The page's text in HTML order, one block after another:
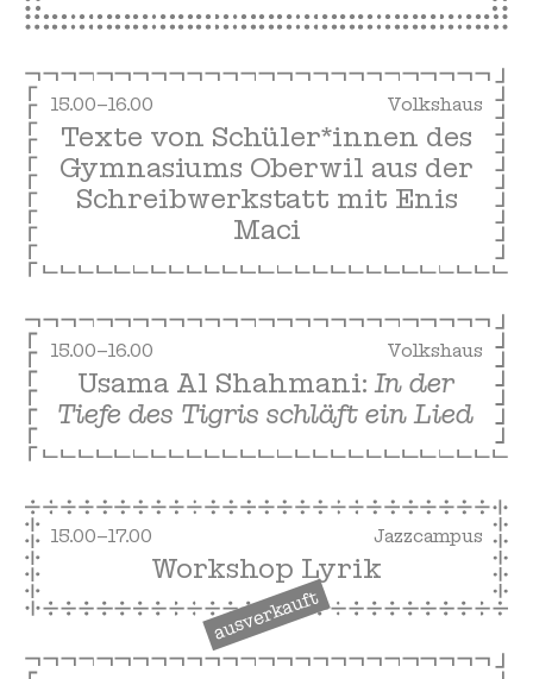
15.00–16.00 Volkshaus
Texte von Schüler*innen des
Gymnasiums Oberwil aus der
Schreibwerkstatt mit Enis
Maci
15.00–16.00 Volkshaus
Usama Al Shahmani:In der
Tiefe des Tigris schläft ein Lied
15.00–17.00 Jazzcampus
ausverkauft
Workshop Lyrik